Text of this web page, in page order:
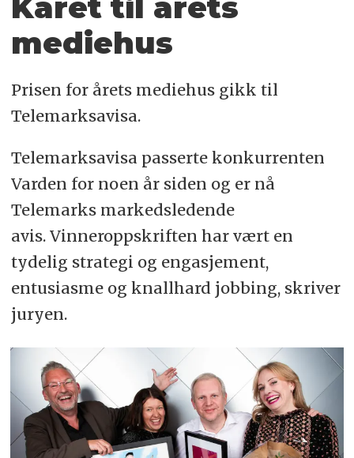
mediehus
Prisen for årets mediehus gikk til
Telemarksavisa.
Telemarksavisa passerte konkurrenten
Varden for noen år siden og er nå
Telemarks markedsledende
avis. Vinneroppskriften har vært en
tydelig strategi og engasjement,
entusiasme og knallhard jobbing, skriver
juryen.